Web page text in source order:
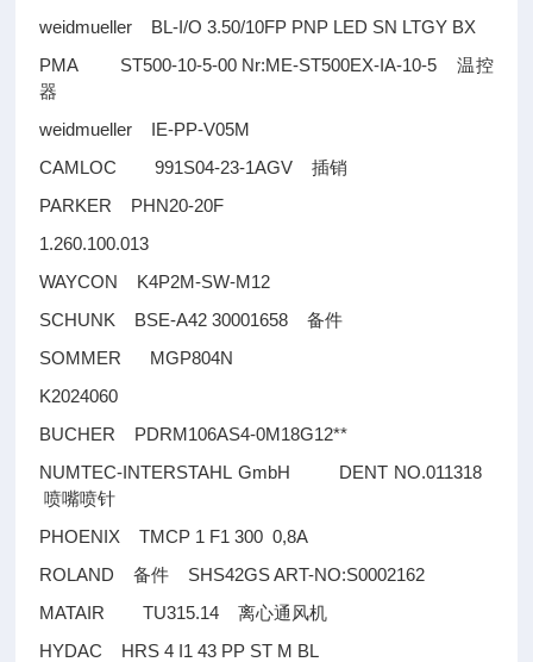
weidmueller BL-I/O 3.50/10FP PNP LED SN LTGY BX
PMA ST500-10-5-00 Nr:ME-ST500EX-IA-10-5温控
器
weidmueller IE-PP-V05M
CAMLOC 991S04-23-1AGV插销
PARKER PHN20-20F
1.260.100.013
WAYCON K4P2M-SW-M12
SCHUNK BSE-A42 30001658备件
SOMMER MGP804N
K2024060
BUCHER PDRM106AS4-0M18G12**
NUMTEC-INTERSTAHL GmbH DENT NO.011318
喷嘴喷针
PHOENIX TMCP 1 F1 300 0,8A
ROLAND备件 SHS42GS ART-NO:S0002162
MATAIR TU315.14离心通风机
HYDAC HRS 4 I1 43 PP ST M BL